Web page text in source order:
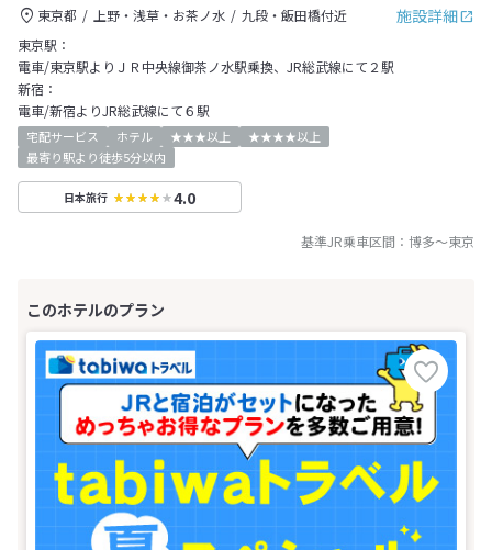
施設詳細
東京都 上野・浅草・お茶ノ水
九段・飯田橋付近
東京駅：
電車/東京駅よりＪＲ中央線御茶ノ水駅乗換、JR総武線にて２駅
新宿：
電車/新宿よりJR総武線にて６駅
宅配サービス ホテル ★★★以上
★★★★以上
最寄り駅より徒歩5分以内
日本旅行 4.0
基準JR乗車区間： 博多～東京